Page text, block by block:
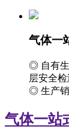
气体一
◎ 自有生
层安全
◎ 生产销
气体一站